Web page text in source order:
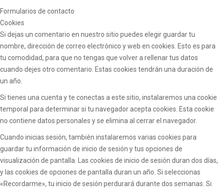
Formularios de contacto
Cookies
Si dejas un comentario en nuestro sitio puedes elegir guardar tu
nombre, dirección de correo electrónico y web en cookies. Esto es para
tu comodidad, para que no tengas que volver a rellenar tus datos
cuando dejes otro comentario. Estas cookies tendrán una duración de
un año.
Si tienes una cuenta y te conectas a este sitio, instalaremos una cookie
temporal para determinar si tu navegador acepta cookies. Esta cookie
no contiene datos personales y se elimina al cerrar el navegador.
Cuando inicias sesión, también instalaremos varias cookies para
guardar tu información de inicio de sesión y tus opciones de
visualización de pantalla. Las cookies de inicio de sesión duran dos días,
y las cookies de opciones de pantalla duran un año. Si seleccionas
«Recordarme», tu inicio de sesión perdurará durante dos semanas. Si